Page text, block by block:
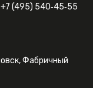
+7 (495) 540‑45‑55
Фабричный